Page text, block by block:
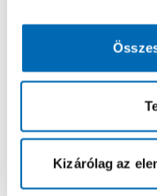
Kizárólag az